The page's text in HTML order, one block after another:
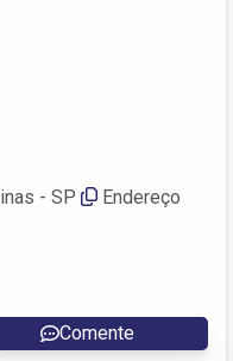
- SP
Endereço
Comente